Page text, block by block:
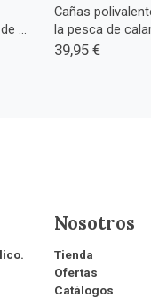
...
Cañas
la pesca de
39,95 €
Nosotros
Tienda
Ofertas
Catálogos